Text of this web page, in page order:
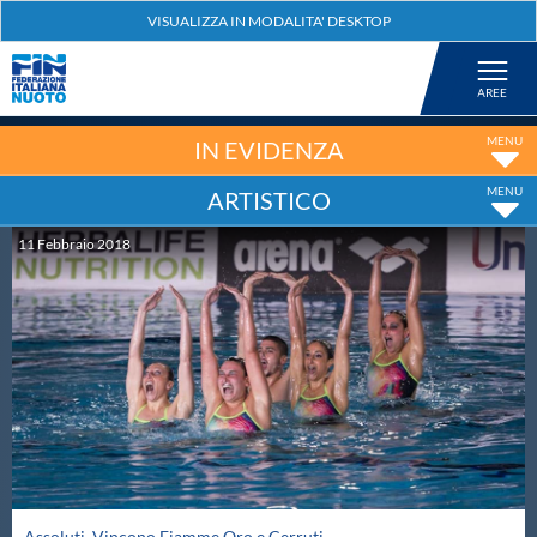
Nuoto
Tuffi
Artistico
Fondo
Salvamento
IN EVIDENZA
ARTISTICO
11Febbraio2018